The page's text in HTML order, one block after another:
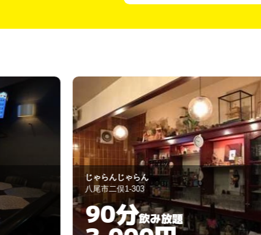
ポーのへや
八尾市本町7-7-18
60分飲み放題